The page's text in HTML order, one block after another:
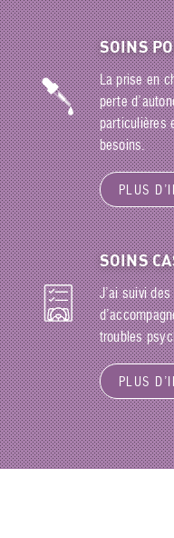
SOINS
La prise en
perte
particulières
besoins.
PLUS
SOINS
J’ai suivi
troubles
PLUS